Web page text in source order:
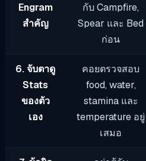
Engram
สำคัญ
กับ Campfire,
Spear และ Bed
ก่อน
6. จับตาดู
Stats
ของตัว
เอง
คอยตรวจสอบ
food, water,
stamina และ
temperature อยู่
เสมอ